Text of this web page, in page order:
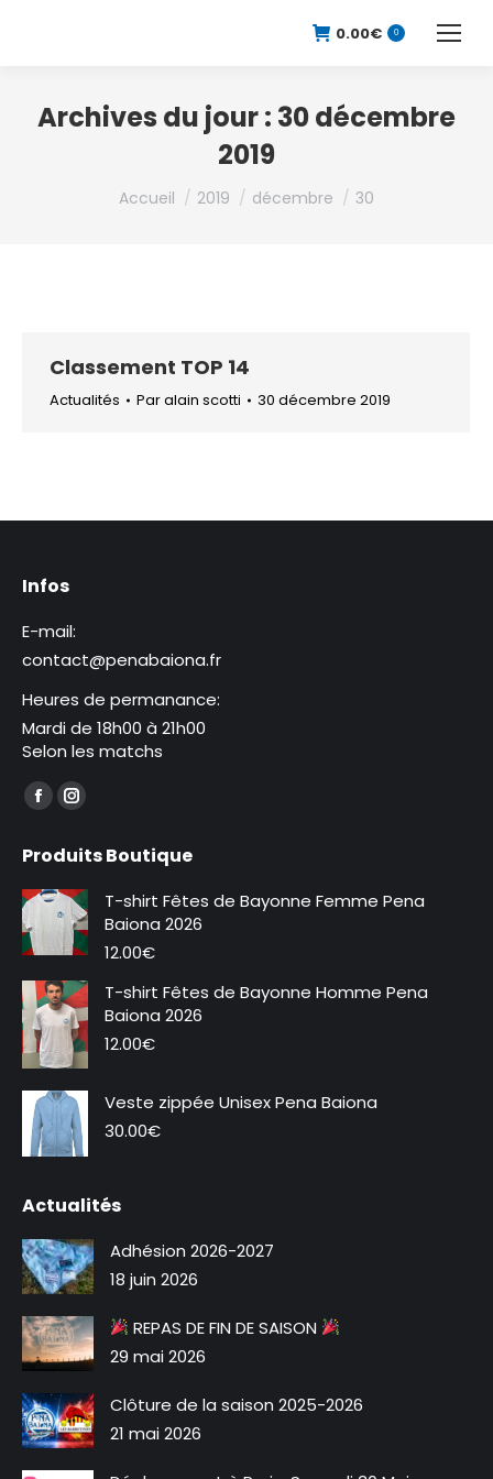
0.00€ 0
Archives du jour : 30 décembre
2019
Vous êtes ici :
Accueil 2019 décembre 30
Classement TOP 14
Actualités Paralain scotti 30 décembre 2019
Infos
E-mail:
contact@penabaiona.fr
Heures de permanance:
Mardi de 18h00 à 21h00
Selon les matchs
Trouvez nous sur :
La
Facebook
s'ouvre
dans
une
nouvelle
fenêtre
La
Instagram
s'ouvre
dans
une
nouvelle
fenêtre
Produits Boutique
T-shirt Fêtes de Bayonne Femme Pena
Baiona 2026
12.00€
T-shirt Fêtes de Bayonne Homme Pena
Baiona 2026
12.00€
NouveautéVeste zippée Unisex Pena Baiona
30.00€
Actualités
Adhésion 2026-2027
18 juin 2026
REPAS DE FIN DE SAISON
29 mai 2026
Clôture de la saison 2025-2026
21 mai 2026